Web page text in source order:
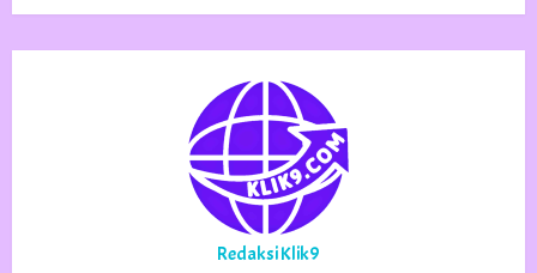
Redaksi Klik9